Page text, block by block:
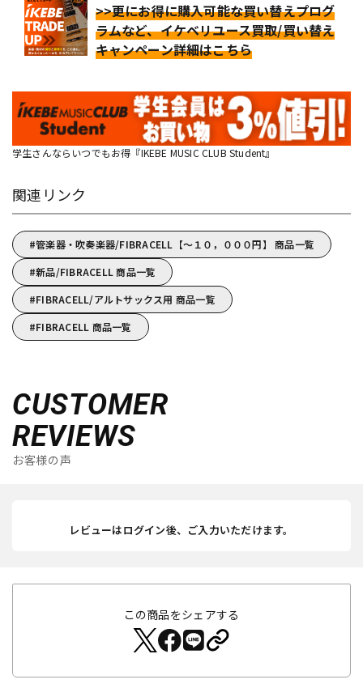
>>更にお得に購入可能な買い替えプログ
ラムなど、イケベリユース買取/買い替え
キャンペーン詳細はこちら
学生さんならいつでもお得『IKEBE MUSIC CLUB Student』
関連リンク
管楽器・吹奏楽器/FIBRACELL【～１０，０００円】 商品一覧
新品/FIBRACELL 商品一覧
FIBRACELL/アルトサックス用 商品一覧
FIBRACELL 商品一覧
CUSTOMER
REVIEWS
お客様の声
レビューはログイン後、ご入力いただけます。
この商品をシェアする